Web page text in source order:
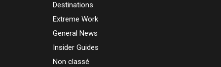
Destinations
Extreme Work
General News
Insider Guides
Non classé